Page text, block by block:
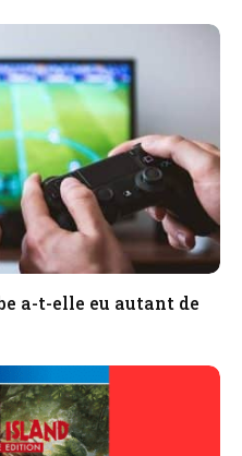
a-t-elle eu autant de